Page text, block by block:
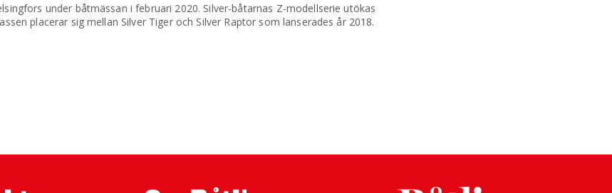
under båtmässan i februari 2020. Silver-båtarnas Z-modellserie utökas
placerar sig mellan Silver Tiger och Silver Raptor som lanserades år 2018.